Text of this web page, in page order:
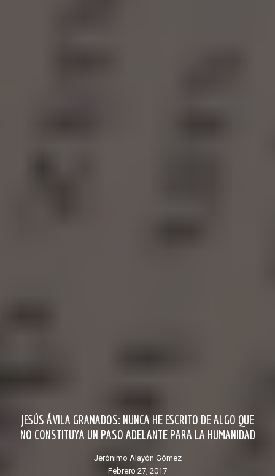
JESÚS ÁVILA GRANADOS: NUNCA HE ESCRITO DE ALGO QUE
NO CONSTITUYA UN PASO ADELANTE PARA LA HUMANIDAD
Jerónimo Alayón Gómez
febrero 27, 2017